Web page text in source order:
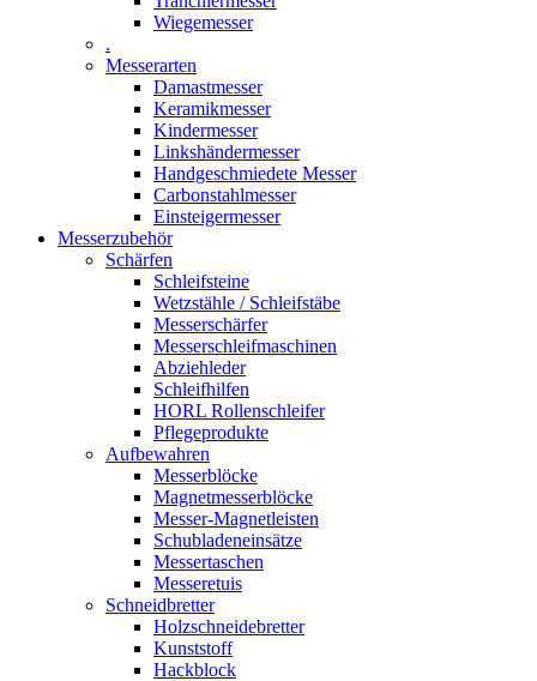
Wiegemesser
.
Messerarten
Damastmesser
Keramikmesser
Kindermesser
Linkshändermesser
Handgeschmiedete Messer
Carbonstahlmesser
Einsteigermesser
Messerzubehör
Schärfen
Schleifsteine
Wetzstähle / Schleifstäbe
Messerschärfer
Messerschleifmaschinen
Abziehleder
Schleifhilfen
HORL Rollenschleifer
Pflegeprodukte
Aufbewahren
Messerblöcke
Magnetmesserblöcke
Messer-Magnetleisten
Schubladeneinsätze
Messertaschen
Messeretuis
Schneidbretter
Holzschneidebretter
Kunststoff
Hackblock